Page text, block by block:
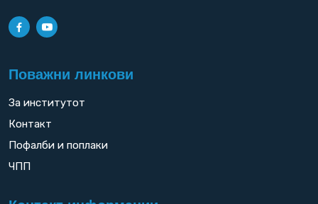
Поважни линкови
За институтот
Контакт
Пофалби и поплаки
ЧПП